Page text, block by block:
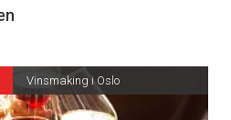
Vinsmaking i Oslo